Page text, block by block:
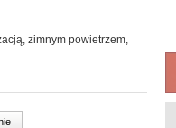
zimnym powietrzem,